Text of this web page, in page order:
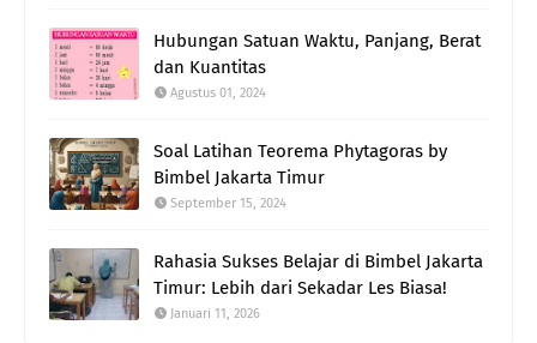
Hubungan Satuan Waktu, Panjang, Berat
dan Kuantitas
Agustus 01, 2024
Soal Latihan Teorema Phytagoras by
Bimbel Jakarta Timur
September 15, 2024
Rahasia Sukses Belajar di Bimbel Jakarta
Timur: Lebih dari Sekadar Les Biasa!
Januari 11, 2026